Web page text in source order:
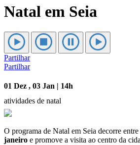
Natal em Seia
Partilhar
Partilhar
01 Dez , 03 Jan | 14h
atividades de natal
O programa de Natal em Seia decorre entre
janeiro e promove a visita ao centro da